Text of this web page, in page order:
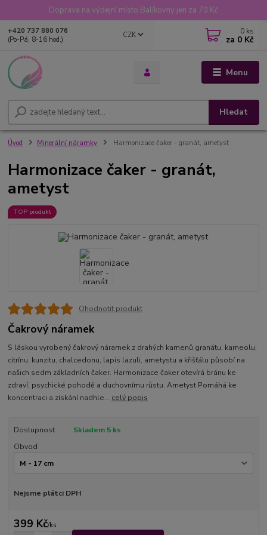
Doprava na výdejní místo Balíkovny jen za 70 Kč
Menu
CZK
Hledat
+420 737 880 076
(Po-Pá, 8-16 hod.)
0 ks
za 0 Kč
Úvod Minerální náramky Harmonizace čaker - granát, ametyst
Harmonizace čaker - granát,
ametyst
TOP produkt
Ohodnotit produkt
Čakrový náramek
S láskou vyrobený čakrový náramek z drahých kamenů granátu, karneolu,
citrínu, kunzitu, chalcedonu, lapis lazuli, ametystu a křišťálu působí na
našich sedm základních čaker. Harmonizace čaker otevírá bránu ke
zdraví, psychické pohodě a duchovnímu růstu. Ametyst Pomáhá ke
koncentraci a získání nadhle... celý popis
Dostupnost
Skladem 5 ks
Obvod
Nejsme plátci DPH
399 Kč/ks